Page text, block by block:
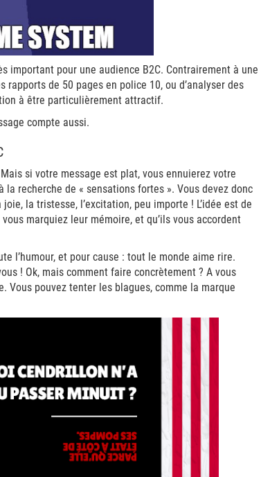
important pour une audience B2C. Contrairement à une
rapports de 50 pages en police 10, ou d’analyser des
à être particulièrement attractif.
compte aussi.
si votre message est plat, vous ennuierez votre
recherche de « sensations fortes ». Vous devez donc
la tristesse, l’excitation, peu importe ! L’idée est de
marquiez leur mémoire, et qu’ils vous accordent
l’humour, et pour cause : tout le monde aime rire.
! Ok, mais comment faire concrètement ? A vous
Vous pouvez tenter les blagues, comme la marque